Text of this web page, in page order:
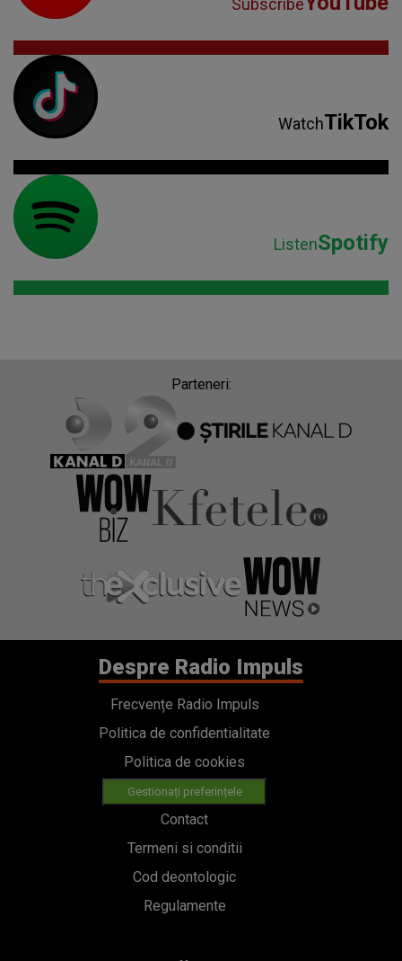
Subscribe
WatchTikTok
ListenSpotify
Parteneri:
Despre Radio Impuls
Frecvențe Radio Impuls
Politica de confidentialitate
Politica de cookies
Gestionați preferințele
Contact
Termeni si conditii
Cod deontologic
Regulamente